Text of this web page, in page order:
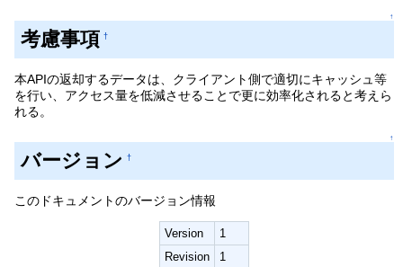
↑
考慮事項 †
本APIの返却するデータは、クライアント側で適切にキャッシュ等
を行い、アクセス量を低減させることで更に効率化されると考えら
れる。
↑
バージョン †
このドキュメントのバージョン情報
Version
1
Revision
1